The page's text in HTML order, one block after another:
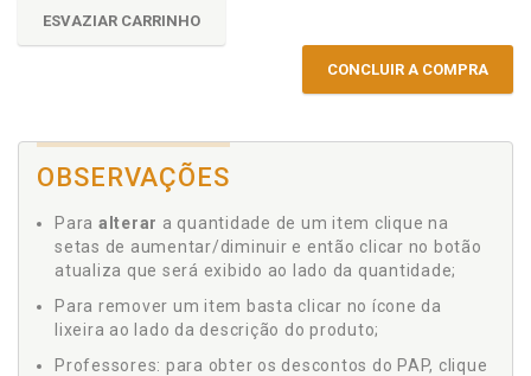
ESVAZIAR CARRINHO
CONCLUIR A COMPRA
OBSERVAÇÕES
Para alterar a quantidade de um item clique na
setas de aumentar/diminuir e então clicar no botão
atualiza que será exibido ao lado da quantidade;
Para remover um item basta clicar no ícone da
lixeira ao lado da descrição do produto;
Professores: para obter os descontos do PAP, clique